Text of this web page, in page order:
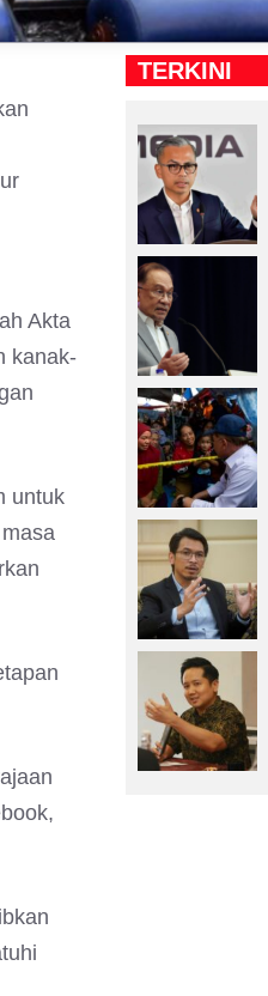
Akta
kanak-
untuk
TERKINI